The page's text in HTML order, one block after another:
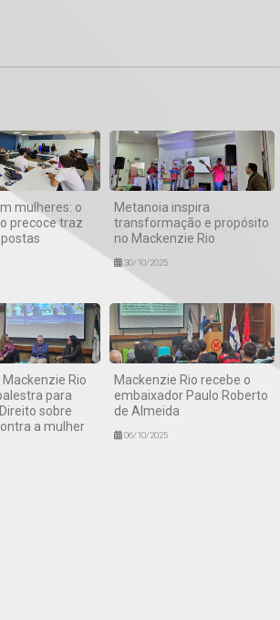
mulheres: o
precoce traz
Metanoia inspira
transformação e propósito
no Mackenzie Rio
30/10/2025
Mackenzie Rio
para
sobre
a mulher
Mackenzie Rio recebe o
embaixador Paulo Roberto
de Almeida
06/10/2025